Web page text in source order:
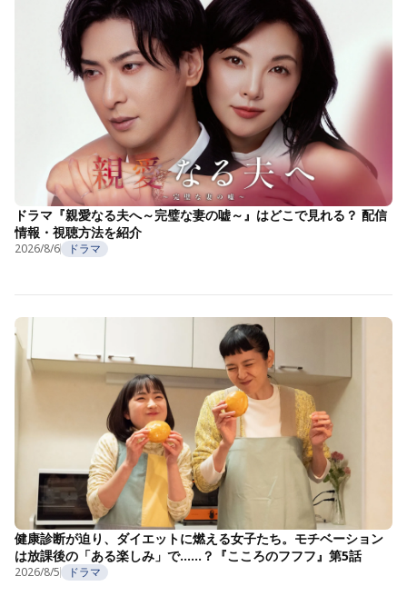
ドラマ『親愛なる夫へ～完璧な妻の嘘～』はどこで見れる？ 配信
情報・視聴方法を紹介
2026/8/6 ドラマ
健康診断が迫り、ダイエットに燃える女子たち。モチベーション
は放課後の「ある楽しみ」で……？『こころのフフフ』第5話
2026/8/5 ドラマ